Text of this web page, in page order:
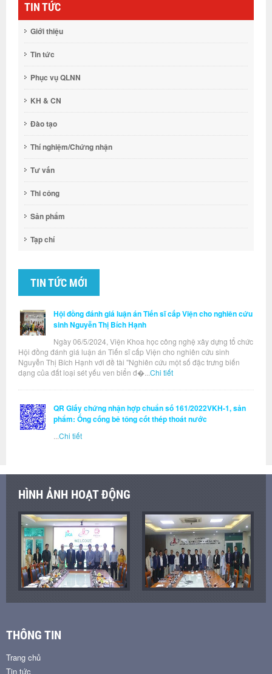
TIN TỨC
Giới thiệu
Tin tức
Phục vụ QLNN
KH & CN
Đào tạo
Thí nghiệm/Chứng nhận
Tư vấn
Thi công
Sản phẩm
Tạp chí
TIN TỨC MỚI
Hội đồng đánh giá luận án Tiến sĩ cấp Viện cho nghiên cứu
sinh Nguyễn Thị Bích Hạnh
Ngày 06/5/2024, Viện Khoa học công nghệ xây dựng tổ chức
Hội đồng đánh giá luận án Tiến sĩ cấp Viện cho nghiên cứu sinh
Nguyễn Thị Bích Hạnh với đề tài "Nghiên cứu một số đặc trưng biến
dạng của đất loại sét yếu ven biển đ�... Chi tiết
QR Giấy chứng nhận hợp chuẩn số 161/2022VKH-1, sản
phẩm: Ống cống bê tông cốt thép thoát nước
Chi tiết
HÌNH ẢNH HOẠT ĐỘNG
THÔNG TIN
Trang chủ
Tin tức